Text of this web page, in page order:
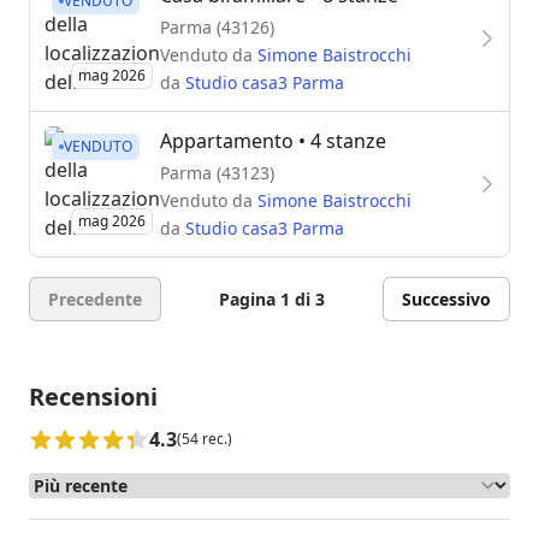
mag 2026
Parma (43126)
Venduto da Simone Baistrocchi
da Studio casa3 Parma
VENDUTO
mag 2026
Appartamento • 4 stanze
Parma (43123)
Venduto da Simone Baistrocchi
da Studio casa3 Parma
Precedente Pagina 1 di 3 Successivo
Recensioni
4.3(54 rec.)